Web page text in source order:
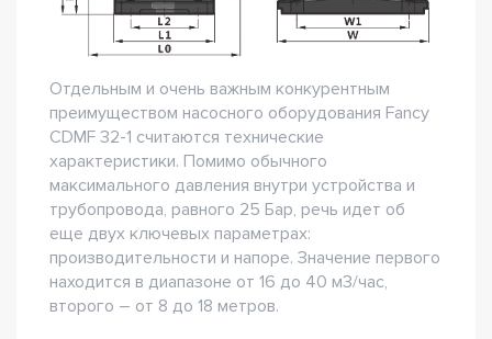
Отдельным и очень важным конкурентным
преимуществом насосного оборудования Fancy
CDMF 32-1 считаются технические
характеристики. Помимо обычного
максимального давления внутри устройства и
трубопровода, равного 25 Бар, речь идет об
еще двух ключевых параметрах:
производительности и напоре. Значение первого
находится в диапазоне от 16 до 40 м3/час,
второго – от 8 до 18 метров.